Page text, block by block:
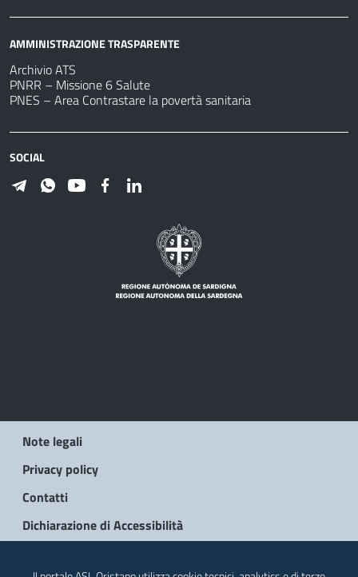
AMMINISTRAZIONE TRASPARENTE
Archivio ATS
PNRR – Missione 6 Salute
PNES – Area Contrastare la povertà sanitaria
SOCIAL
Note legali
Privacy policy
Contatti
Dichiarazione di Accessibilità